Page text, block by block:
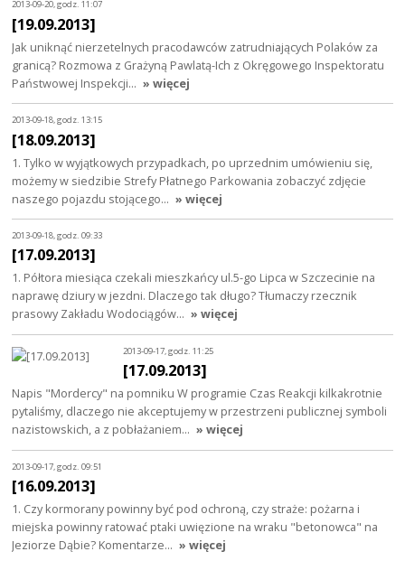
2013-09-20, godz. 11:07
[19.09.2013]
Jak uniknąć nierzetelnych pracodawców zatrudniających Polaków za
granicą? Rozmowa z Grażyną Pawlatą-Ich z Okręgowego Inspektoratu
Państwowej Inspekcji… » więcej
2013-09-18, godz. 13:15
[18.09.2013]
1. Tylko w wyjątkowych przypadkach, po uprzednim umówieniu się,
możemy w siedzibie Strefy Płatnego Parkowania zobaczyć zdjęcie
naszego pojazdu stojącego… » więcej
2013-09-18, godz. 09:33
[17.09.2013]
1. Półtora miesiąca czekali mieszkańcy ul.5-go Lipca w Szczecinie na
naprawę dziury w jezdni. Dlaczego tak długo? Tłumaczy rzecznik
prasowy Zakładu Wodociągów… » więcej
2013-09-17, godz. 11:25
[17.09.2013]
Napis "Mordercy" na pomniku W programie Czas Reakcji kilkakrotnie
pytaliśmy, dlaczego nie akceptujemy w przestrzeni publicznej symboli
nazistowskich, a z pobłażaniem… » więcej
2013-09-17, godz. 09:51
[16.09.2013]
1. Czy kormorany powinny być pod ochroną, czy straże: pożarna i
miejska powinny ratować ptaki uwięzione na wraku "betonowca" na
Jeziorze Dąbie? Komentarze… » więcej